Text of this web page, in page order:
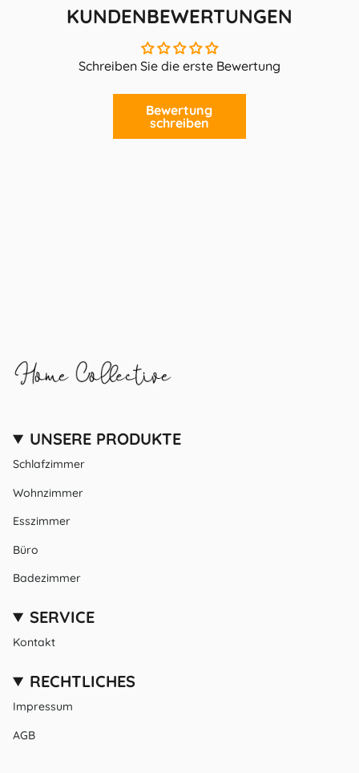
KUNDENBEWERTUNGEN
Schreiben Sie die erste Bewertung
Bewertung
schreiben
UNSERE PRODUKTE
Schlafzimmer
Wohnzimmer
Esszimmer
Büro
Badezimmer
SERVICE
Kontakt
RECHTLICHES
Impressum
AGB